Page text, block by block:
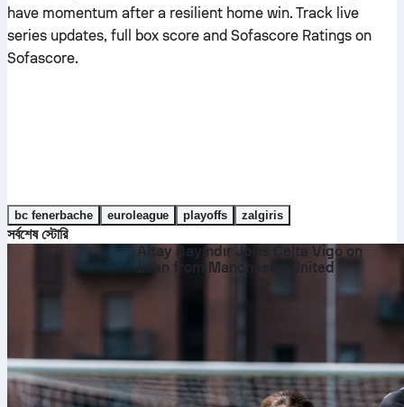
have momentum after a resilient home win. Track live
series updates, full box score and Sofascore Ratings on
Sofascore.
bc fenerbache euroleague playoffs zalgiris
সর্বশেষ স্টোরি
Altay Bayındır Joins Celta Vigo on
Loan from Manchester United